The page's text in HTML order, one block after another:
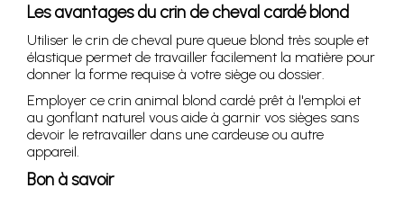
Les avantages du crin de cheval cardé blond
Utiliser le crin de cheval pure queue blond très souple et
élastique permet de travailler facilement la matière pour
donner la forme requise à votre siège ou dossier.
Employer ce crin animal blond cardé prêt à l'emploi et
au gonflant naturel vous aide à garnir vos sièges sans
devoir le retravailler dans une cardeuse ou autre
appareil.
Bon à savoir